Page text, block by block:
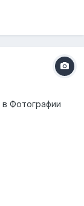
в Фотографии